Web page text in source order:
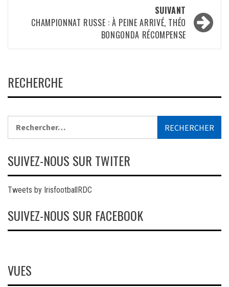
SUIVANT
CHAMPIONNAT RUSSE : À PEINE ARRIVÉ, THÉO
BONGONDA RÉCOMPENSE
RECHERCHE
SUIVEZ-NOUS SUR TWITER
Tweets by IrisfootballRDC
SUIVEZ-NOUS SUR FACEBOOK
VUES